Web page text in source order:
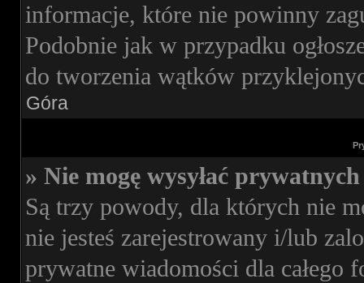
informacje, które nie powinny
Podobnie jak w przypadku
do tworzenia wątków
Góra
» Nie mogę wysyłać
Są trzy powody, dla których nie
nie jesteś zarejestrowany i/lub
prywatne wiadomości dla całego